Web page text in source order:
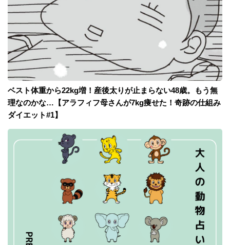
ベスト体重から22kg増！産後太りが止まらない48歳。もう無
理なのかな…【アラフィフ母さんが7kg痩せた！奇跡の仕組み
ダイエット#1】